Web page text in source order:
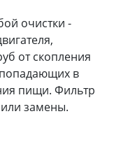
очистки -
от скопления
в
пищи. Фильтр
или замены.